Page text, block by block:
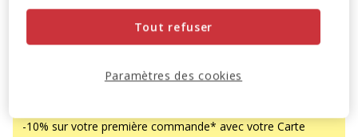
-10% sur votre première commande* avec votre Carte
Temporairement en rupture de stock
Tout refuser
Paramètres des cookies